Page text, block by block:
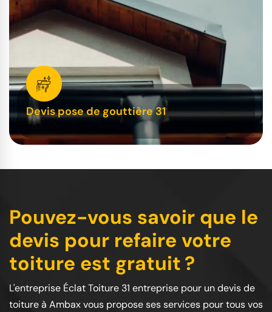
Devis pose de gouttière 31
Pouvez-vous savoir que le
devis pour refaire votre
toiture est gratuit ?
L'entreprise Éclat Toiture 31 entreprise pour un devis de
toiture à Ambax vous propose ses services pour tous vos